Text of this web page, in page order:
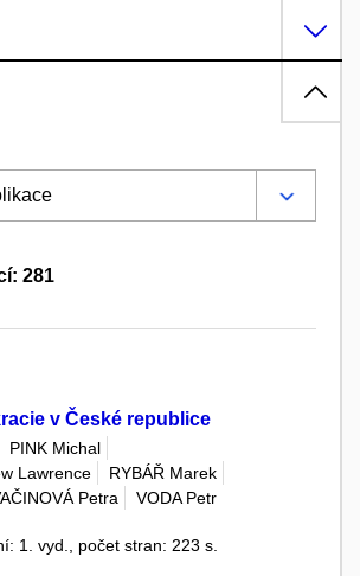
281
v České republice
PINK Michal
Lawrence
RYBÁŘ Marek
Petra
VODA Petr
1. vyd., počet stran: 223 s.